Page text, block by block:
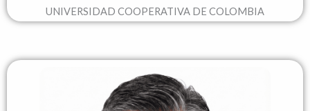
UNIVERSIDAD COOPERATIVA DE COLOMBIA